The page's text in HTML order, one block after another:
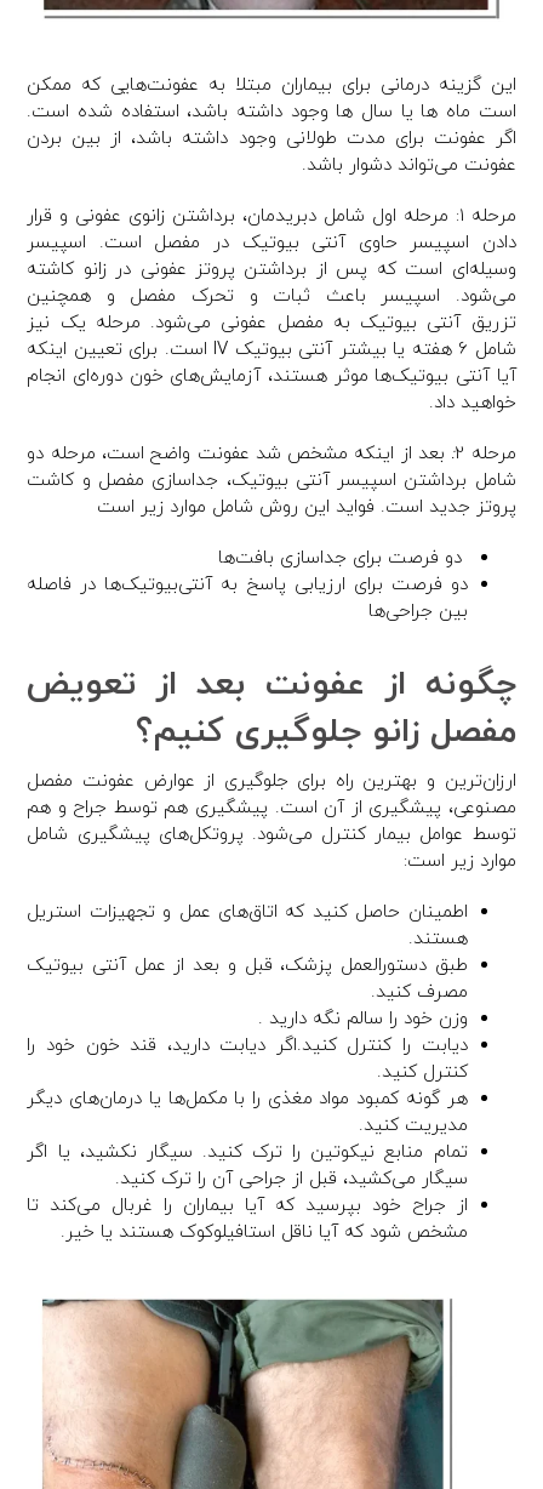
این گزینه درمانی برای بیماران مبتلا به عفونت‌هایی که ممکن
است ماه ها یا سال ها وجود داشته باشد، استفاده شده است.
اگر عفونت برای مدت طولانی وجود داشته باشد، از بین بردن
عفونت می‌تواند دشوار باشد.
مرحله 1: مرحله اول شامل دبریدمان، برداشتن زانوی عفونی و قرار
دادن اسپیسر حاوی آنتی بیوتیک در مفصل است. اسپیسر
وسیله‌ای است که پس از برداشتن پروتز عفونی در زانو کاشته
می‌شود. اسپیسر باعث ثبات و تحرک مفصل و همچنین
تزریق آنتی بیوتیک به مفصل عفونی می‌شود. مرحله یک نیز
شامل 6 هفته یا بیشتر آنتی بیوتیک IV است. برای تعیین اینکه
آیا آنتی بیوتیک‌ها موثر هستند، آزمایش‌های خون دوره‌ای انجام
خواهید داد.
مرحله 2
: بعد از اینکه مشخص شد عفونت واضح است، مرحله دو
شامل برداشتن اسپیسر آنتی بیوتیک، جداسازی مفصل و کاشت
پروتز جدید است. فواید این روش شامل موارد زیر است
دو فرصت برای جداسازی بافت‌ها
دو فرصت برای ارزیابی پاسخ به آنتی‌بیوتیک‌ها در فاصله
بین جراحی‌ها
چگونه از عفونت بعد از تعویض
مفصل زانو جلوگیری کنیم؟
ارزان‌ترین و بهترین راه برای جلوگیری از عوارض عفونت مفصل
مصنوعی، پیشگیری از آن است. پیشگیری هم توسط جراح و هم
توسط عوامل بیمار کنترل می‌شود. پروتکل‌های پیشگیری شامل
موارد زیر است:
اطمینان حاصل کنید که اتاق‌های عمل و تجهیزات استریل
هستند.
طبق دستورالعمل پزشک، قبل و بعد از عمل آنتی بیوتیک
مصرف کنید.
وزن خود را سالم نگه دارید .
دیابت را کنترل کنید.اگر دیابت دارید، قند خون خود را
کنترل کنید.
هر گونه کمبود مواد مغذی را با مکمل‌ها یا درمان‌های دیگر
مدیریت کنید.
تمام منابع نیکوتین را ترک کنید. سیگار نکشید، یا اگر
سیگار می‌کشید، قبل از جراحی آن را ترک کنید.
از جراح خود بپرسید که آیا بیماران را غربال می‌کند تا
مشخص شود که آیا ناقل استافیلوکوک هستند یا خیر.